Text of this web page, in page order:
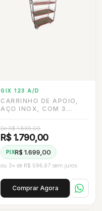
GIX 123 A/D
CARRINHO DE APOIO,
AÇO INOX, COM 3
RODÍZIO DE 3”
De R$ 1.899,00
R$ 1.790,00
PIXR$ 1.699,00
ou 3× de R$ 596,67 sem juros
Comprar Agora